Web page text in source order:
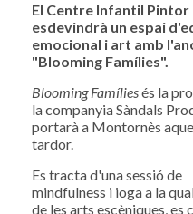
El Centre Infantil
esdevindrà un espai
emocional i art amb
"Blooming Famílies".
Blooming Famíliesés la
la companyia Sàndals
portarà a Montornès
tardor.
Es tracta d'una sessió de
mindfulness i ioga a la
de les arts escèniques, es